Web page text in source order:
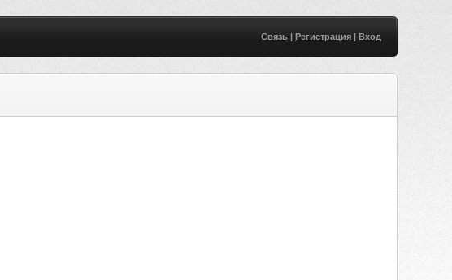
Связь| Регистрация| Вход